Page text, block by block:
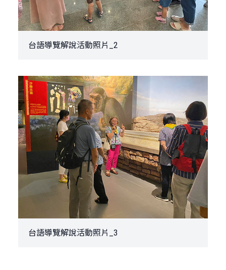
台語導覽解說活動照片_2
台語導覽解說活動照片_3